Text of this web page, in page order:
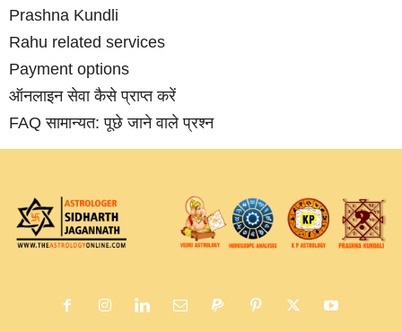
Prashna Kundli
Rahu related services
Payment options
ऑनलाइन सेवा कैसे प्राप्‍त करें
FAQ सामान्‍यत: पूछे जाने वाले प्रश्‍न